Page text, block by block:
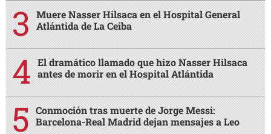
Muere Nasser Hilsaca en el Hospital General
Atlántida de La Ceiba
El dramático llamado que hizo Nasser Hilsaca
antes de morir en el Hospital Atlántida
Conmoción tras muerte de Jorge Messi:
Barcelona-Real Madrid dejan mensajes a Leo